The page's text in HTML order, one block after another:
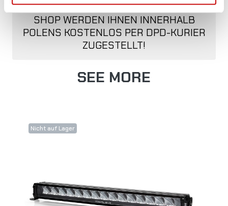
ALLE BESTELLUNGEN IN UNSEREM
SHOP WERDEN IHNEN INNERHALB
POLENS KOSTENLOS PER DPD-KURIER
ZUGESTELLT!
SEE MORE
Nicht auf Lager